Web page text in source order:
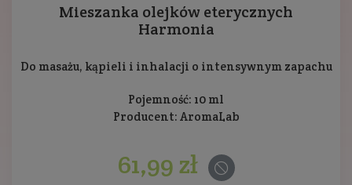
Mieszanka olejków eterycznych
Harmonia
Do masażu, kąpieli i inhalacji o intensywnym zapachu
Pojemność: 10 ml
Producent: AromaLab
61,99 zł